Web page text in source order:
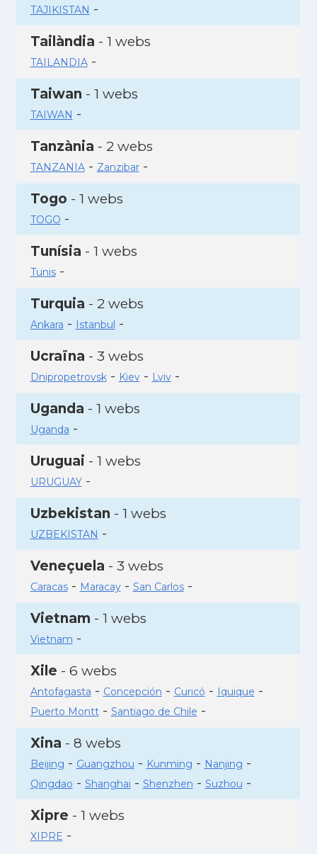
TAJIKISTAN -
Tailàndia - 1 webs
TAILANDIA-
Taiwan - 1 webs
TAIWAN -
Tanzània - 2 webs
TANZANIA- Zanzibar-
Togo - 1 webs
TOGO -
Tunísia - 1 webs
Tunis-
Turquia - 2 webs
Ankara - Istanbul -
Ucraïna - 3 webs
Dnipropetrovsk- Kiev- Lviv-
Uganda - 1 webs
Uganda -
Uruguai - 1 webs
URUGUAY-
Uzbekistan - 1 webs
UZBEKISTAN -
Veneçuela - 3 webs
Caracas- Maracay- San Carlos-
Vietnam - 1 webs
Vietnam -
Xile - 6 webs
Antofagasta - Concepción - Curicó - Iquique -
Puerto Montt- Santiago de Chile -
Xina - 8 webs
Beijing - Guangzhou - Kunming - Nanjing -
Qingdao - Shanghai - Shenzhen - Suzhou -
Xipre - 1 webs
XIPRE -